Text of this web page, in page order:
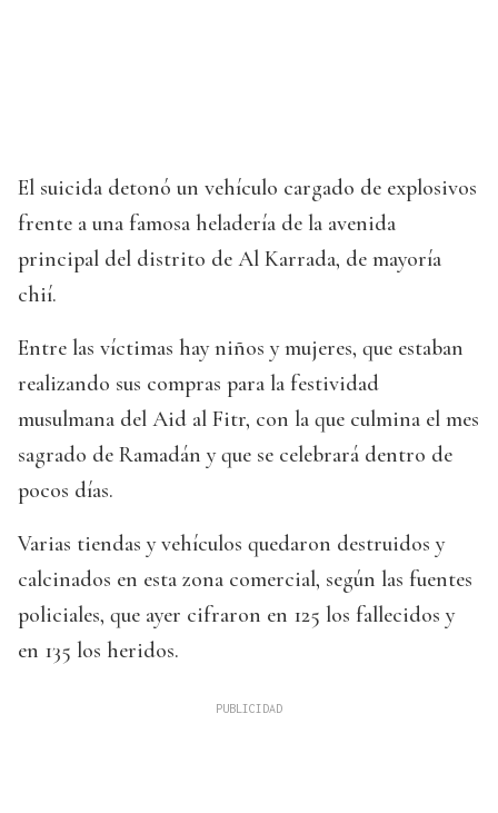
El suicida detonó un vehículo cargado de explosivos
frente a una famosa heladería de la avenida
principal del distrito de Al Karrada, de mayoría
chií.
Entre las víctimas hay niños y mujeres, que estaban
realizando sus compras para la festividad
musulmana del Aid al Fitr, con la que culmina el mes
sagrado de Ramadán y que se celebrará dentro de
pocos días.
Varias tiendas y vehículos quedaron destruidos y
calcinados en esta zona comercial, según las fuentes
policiales, que ayer cifraron en 125 los fallecidos y
en 135 los heridos.